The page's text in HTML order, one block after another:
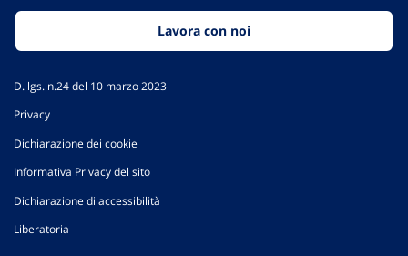
Lavora con noi
D. lgs. n.24 del 10 marzo 2023
Privacy
Dichiarazione dei cookie
Informativa Privacy del sito
Dichiarazione di accessibilità
Liberatoria